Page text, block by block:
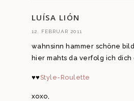
LUÍSA LIÓN
12. FEBRUAR 2011
wahnsinn hammer schöne
hier mahts da verfolg ich
♥♥Style-Roulette
xoxo,